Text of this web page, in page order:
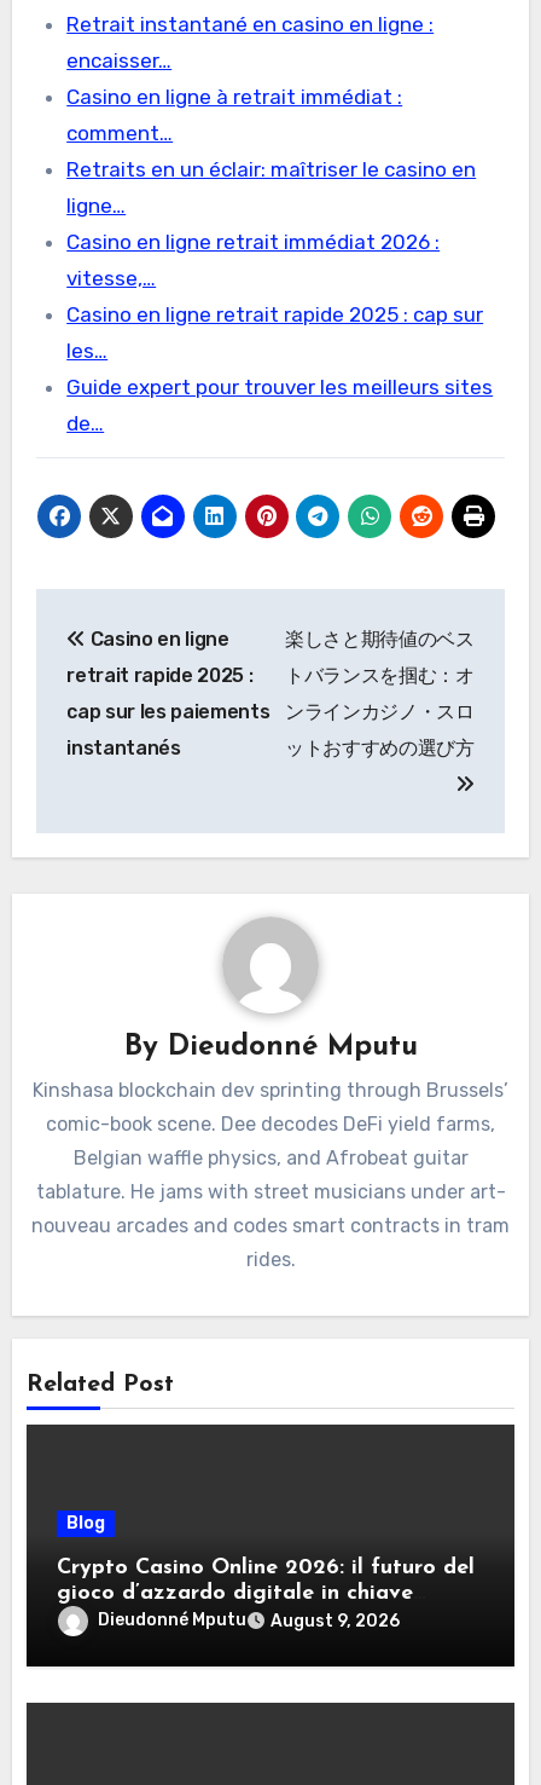
Retrait instantané en casino en ligne :
encaisser…
Casino en ligne à retrait immédiat :
comment…
Retraits en un éclair: maîtriser le casino en
ligne…
Casino en ligne retrait immédiat 2026 :
vitesse,…
Casino en ligne retrait rapide 2025 : cap sur
les…
Guide expert pour trouver les meilleurs sites
de…
navigation
Casino en ligne
retrait rapide 2025 :
cap sur les paiements
instantanés
楽しさと期待値のベス
トバランスを掴む：オ
ンラインカジノ・スロ
ットおすすめの選び方
By Dieudonné Mputu
Kinshasa blockchain dev sprinting through Brussels’
comic-book scene. Dee decodes DeFi yield farms,
Belgian waffle physics, and Afrobeat guitar
tablature. He jams with street musicians under art-
nouveau arcades and codes smart contracts in tram
rides.
Related Post
Blog
Crypto Casino Online 2026: il futuro del
gioco d’azzardo digitale in chiave
criptovalute
Dieudonné Mputu August 9, 2026